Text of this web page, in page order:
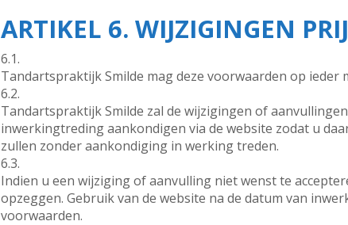
ARTIKEL 6. WIJZIGINGEN
6.1.
Tandartspraktijk Smilde mag deze voorwaarden op ieder
6.2.
Tandartspraktijk Smilde zal de wijzigingen of
inwerkingtreding aankondigen via de website zodat u
zullen zonder aankondiging in werking treden.
6.3.
Indien u een wijziging of aanvulling niet wenst te
opzeggen. Gebruik van de website na de datum van
voorwaarden.